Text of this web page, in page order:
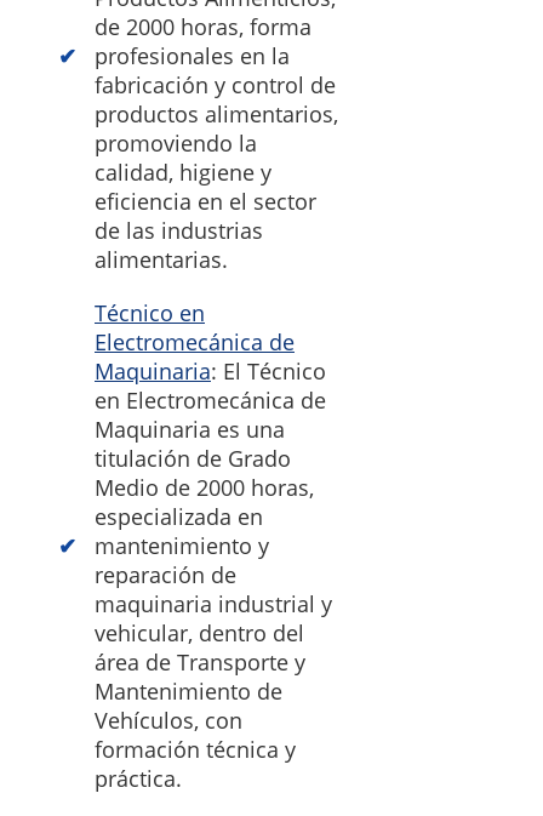
de 2000 horas, forma
profesionales en la
fabricación y control de
productos alimentarios,
promoviendo la
calidad, higiene y
eficiencia en el sector
de las industrias
alimentarias.
Técnico en
Electromecánica de
Maquinaria: El Técnico
en Electromecánica de
Maquinaria es una
titulación de Grado
Medio de 2000 horas,
especializada en
mantenimiento y
reparación de
maquinaria industrial y
vehicular, dentro del
área de Transporte y
Mantenimiento de
Vehículos, con
formación técnica y
práctica.